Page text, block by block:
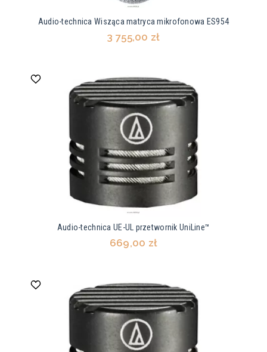
Audio-technica Wisząca matryca mikrofonowa ES954
3 755,00 zł
Audio-technica UE-UL przetwornik UniLine™
669,00 zł